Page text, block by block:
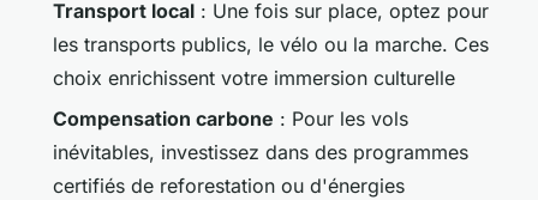
Transport local : Une fois sur place, optez pour
les transports publics, le vélo ou la marche. Ces
choix enrichissent votre immersion culturelle
Compensation carbone : Pour les vols
inévitables, investissez dans des programmes
certifiés de reforestation ou d'énergies